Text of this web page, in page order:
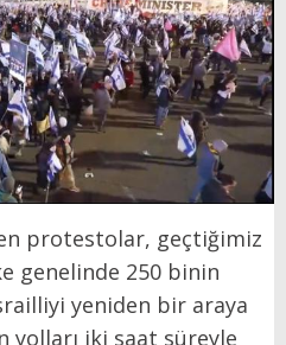
protestolar, geçtiğimiz
genelinde 250 binin
yeniden bir araya
yolları iki saat süreyle